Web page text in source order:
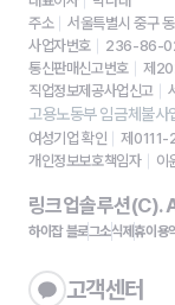
주소
서울특별시 중구
사업자번호
236-86-
통신판매신고번호
제
직업정보제공사업신고
고용노동부 임금체불사
여성기업 확인
제
개인정보보호책임자
이
링크업솔루션
하이잡 블로그소식제휴이용
고객센터